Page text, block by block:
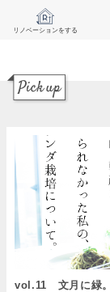
リノベーションをする
vol.11 文月に緑。